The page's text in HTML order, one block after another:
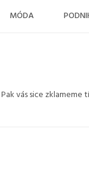
MÓDA
vás sice zklameme